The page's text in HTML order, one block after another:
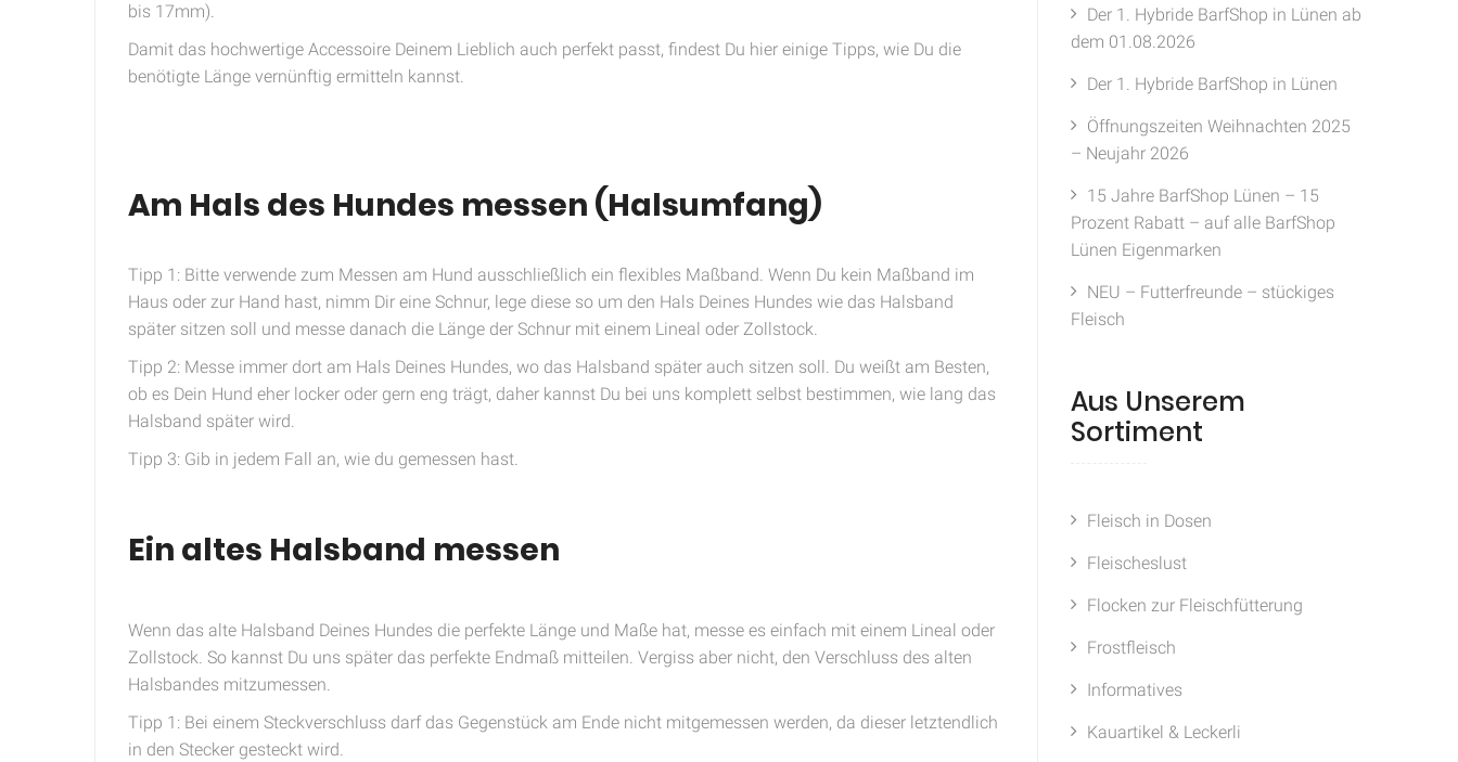
bis 17mm).
Damit das hochwertige Accessoire Deinem Lieblich auch perfekt passt, findest Du hier einige Tipps, wie Du die
benötigte Länge vernünftig ermitteln kannst.
Am Hals des Hundes messen (Halsumfang)
Tipp 1: Bitte verwende zum Messen am Hund ausschließlich ein flexibles Maßband. Wenn Du kein Maßband im
Haus oder zur Hand hast, nimm Dir eine Schnur, lege diese so um den Hals Deines Hundes wie das Halsband
später sitzen soll und messe danach die Länge der Schnur mit einem Lineal oder Zollstock.
Tipp 2: Messe immer dort am Hals Deines Hundes, wo das Halsband später auch sitzen soll. Du weißt am Besten,
ob es Dein Hund eher locker oder gern eng trägt, daher kannst Du bei uns komplett selbst bestimmen, wie lang das
Halsband später wird.
Tipp 3: Gib in jedem Fall an, wie du gemessen hast.
Ein altes Halsband messen
Wenn das alte Halsband Deines Hundes die perfekte Länge und Maße hat, messe es einfach mit einem Lineal oder
Zollstock. So kannst Du uns später das perfekte Endmaß mitteilen. Vergiss aber nicht, den Verschluss des alten
Halsbandes mitzumessen.
Tipp 1: Bei einem Steckverschluss darf das Gegenstück am Ende nicht mitgemessen werden, da dieser letztendlich
in den Stecker gesteckt wird.
Der 1. Hybride BarfShop in Lünen ab
dem 01.08.2026
Der 1. Hybride BarfShop in Lünen
Öffnungszeiten Weihnachten 2025
– Neujahr 2026
15 Jahre BarfShop Lünen – 15
Prozent Rabatt – auf alle BarfShop
Lünen Eigenmarken
NEU – Futterfreunde – stückiges
Fleisch
Aus Unserem
Sortiment
Fleisch in Dosen
Fleischeslust
Flocken zur Fleischfütterung
Frostfleisch
Informatives
Kauartikel & Leckerli